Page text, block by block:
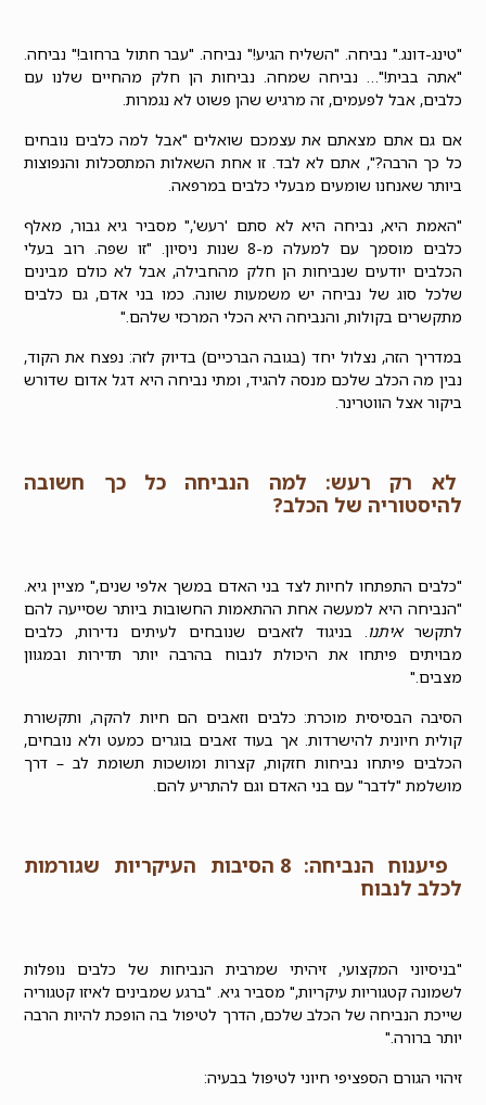
"טינג-דונג." נביחה. "השליח הגיע!" נביחה. "עבר חתול ברחוב!" נביחה.
"אתה בבית!"… נביחה שמחה. נביחות הן חלק מהחיים שלנו עם
כלבים, אבל לפעמים, זה מרגיש שהן פשוט לא נגמרות.
אם גם אתם מצאתם את עצמכם שואלים "אבל למה כלבים נובחים
כל כך הרבה?", אתם לא לבד. זו אחת השאלות המתסכלות והנפוצות
ביותר שאנחנו שומעים מבעלי כלבים במרפאה.
"האמת היא, נביחה היא לא סתם 'רעש'," מסביר גיא גבור, מאלף
כלבים מוסמך עם למעלה מ-8 שנות ניסיון. "זו שפה. רוב בעלי
הכלבים יודעים שנביחות הן חלק מהחבילה, אבל לא כולם מבינים
שלכל סוג של נביחה יש משמעות שונה. כמו בני אדם, גם כלבים
מתקשרים בקולות, והנביחה היא הכלי המרכזי שלהם."
במדריך הזה, נצלול יחד (בגובה הברכיים) בדיוק לזה: נפצח את הקוד,
נבין מה הכלב שלכם מנסה להגיד, ומתי נביחה היא דגל אדום שדורש
ביקור אצל הווטרינר.
לא רק רעש: למה הנביחה כל כך חשובה
להיסטוריה של הכלב?
"כלבים התפתחו לחיות לצד בני האדם במשך אלפי שנים," מציין גיא.
"הנביחה היא למעשה אחת ההתאמות החשובות ביותר שסייעה להם
לתקשראיתנו
. בניגוד לזאבים שנובחים לעיתים נדירות, כלבים
מבויתים פיתחו את היכולת לנבוח בהרבה יותר תדירות ובמגוון
מצבים."
הסיבה הבסיסית מוכרת: כלבים וזאבים הם חיות להקה, ותקשורת
קולית חיונית להישרדות. אך בעוד זאבים בוגרים כמעט ולא נובחים,
הכלבים פיתחו נביחות חזקות, קצרות ומושכות תשומת לב – דרך
מושלמת "לדבר" עם בני האדם וגם להתריע להם.
פיענוח הנביחה: 8 הסיבות העיקריות שגורמות
לכלב לנבוח
"בניסיוני המקצועי, זיהיתי שמרבית הנביחות של כלבים נופלות
לשמונה קטגוריות עיקריות," מסביר גיא. "ברגע שמבינים לאיזו קטגוריה
שייכת הנביחה של הכלב שלכם, הדרך לטיפול בה הופכת להיות הרבה
יותר ברורה."
זיהוי הגורם הספציפי חיוני לטיפול בבעיה: